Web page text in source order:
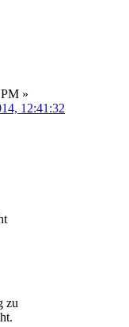
»
12:41:32
zu